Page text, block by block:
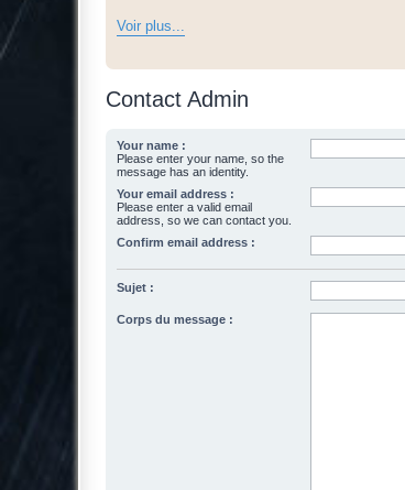
Voir plus...
Contact Admin
Your name :
Please enter your name, so the
message has an identity.
Your email address :
Please enter a valid email
address, so we can contact you.
Confirm email address :
Sujet :
Corps du message :